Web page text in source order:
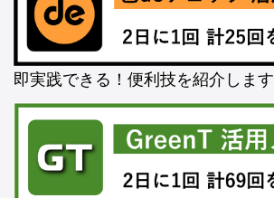
即実践できる！便利技を紹介します